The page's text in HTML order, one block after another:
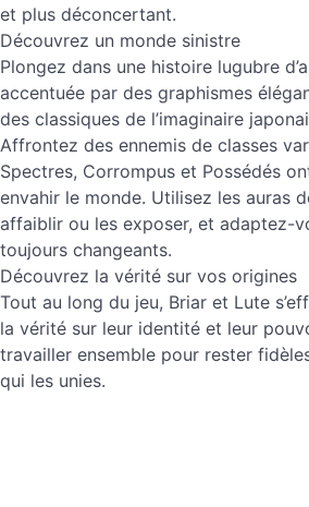
et plus déconcertant.
Découvrez un monde sinistre
Plongez dans une histoire lugubre
accentuée par des graphismes
des classiques de l’imaginaire
Affrontez des ennemis de classes
Spectres, Corrompus et Possédés
envahir le monde. Utilisez les auras
affaiblir ou les exposer, et adaptez-
toujours changeants.
Découvrez la vérité sur vos origines
Tout au long du jeu, Briar et Lute
la vérité sur leur identité et leur
travailler ensemble pour rester
qui les unies.